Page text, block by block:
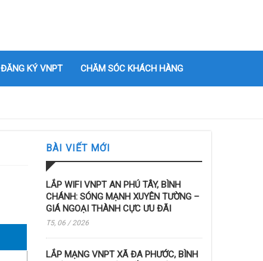
ĐĂNG KÝ VNPT CHĂM SÓC KHÁCH HÀNG
BÀI VIẾT MỚI
LẮP WIFI VNPT AN PHÚ TÂY, BÌNH
CHÁNH: SÓNG MẠNH XUYÊN TƯỜNG –
GIÁ NGOẠI THÀNH CỰC ƯU ĐÃI
T5, 06 / 2026
LẮP MẠNG VNPT XÃ ĐA PHƯỚC, BÌNH